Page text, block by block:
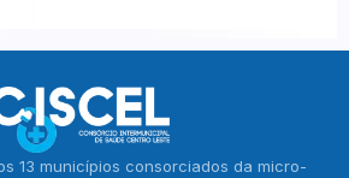
13 municípios consorciados da micro-